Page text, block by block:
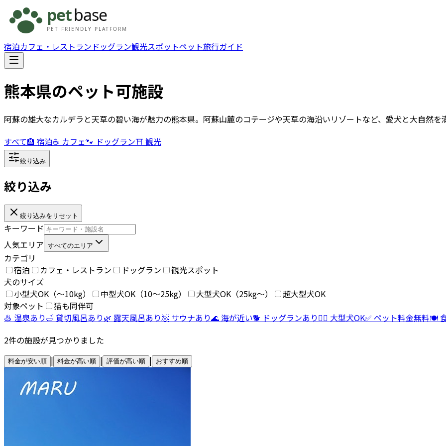
宿泊カフェ・レストラン ドッグラン観光スポットペット旅行ガイド
熊本県のペット可施設
阿蘇の雄大なカルデラと天草の碧い海が魅力の熊本県。阿蘇山麓のコテージや天草の海沿いリゾートなど、愛犬と大自然を
すべて🏨 宿泊☕ カフェ🐾 ドッグラン⛩️ 観光
絞り込み
絞り込み
絞り込みをリセット
キーワード
人気エリア すべてのエリア
カテゴリ
宿泊
カフェ・レストラン ドッグラン
観光スポット
犬のサイズ
小型犬OK（〜10kg）
中型犬OK（10〜25kg） 大型犬OK（25kg〜）
超大型犬OK
対象ペット
猫も同伴可
♨️ 温泉あり🛁 貸切風呂あり🌿 露天風呂あり🧖 サウナあり🌊 海が近い🐕 ドッグランあり🐕‍🦺 大型犬OK✅ ペット料金無料🍽️
2件の施設が見つかりました
料金が安い順 | 料金が高い順 | 評価が高い順 | おすすめ順